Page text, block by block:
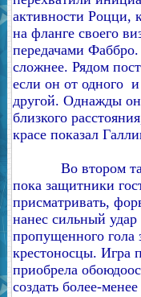
активности Роцци,
на фланге своего
передачами
сложнее. Рядом
если он от одного
другой. Однажды он
близкого
красе показал
Во втором
пока защитники
присматривать,
нанес сильный
пропущенного гола
крестоносцы. Игра
приобрела
создать более-